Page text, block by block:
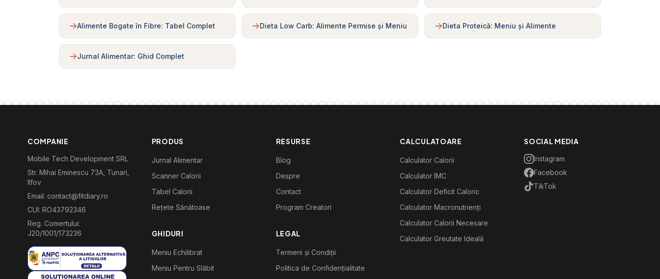
Alimente Bogate în Fibre: Tabel Complet Dieta Low Carb: Alimente Permise și Meniu Dieta Proteică: Meniu și Alimente
Jurnal Alimentar: Ghid Complet
COMPANIE
Mobile Tech Development SRL
Str. Mihai Eminescu 73A, Tunari,
Ilfov
Email: contact@fitdiary.ro
CUI: RO43792346
Reg. Comertului:
J20/1001/173236
PRODUS
Jurnal Alimentar
Scanner Calorii
Tabel Calorii
Rețete Sănătoase
GHIDURI
Meniu Echilibrat
Meniu Pentru Slăbit
RESURSE
Blog
Despre
Contact
Program Creatori
LEGAL
Termeni și Condiții
Politica de Confidențialitate
CALCULATOARE
Calculator Calorii
Calculator IMC
Calculator Deficit Caloric
Calculator Macronutrienți
Calculator Calorii Necesare
Calculator Greutate Ideală
SOCIAL MEDIA
Instagram
Facebook
TikTok